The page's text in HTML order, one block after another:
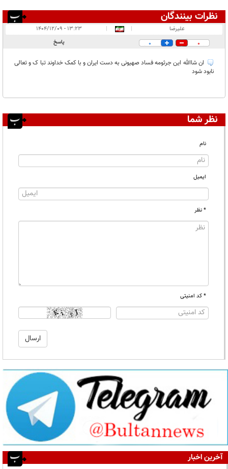
نظرات بینندگان
در انتظار بررسی:
علیرضا |
|
۱۳:۲۳ - ۱۴۰۴/۱۲/۰۹
0
0 پاسخ
ان شاالله این جرثومه فساد صهیونی به دست ایران و با کمک خداوند تبا ک و تعالی
نابود شود
نظر شما
نام
ایمیل
* نظر
* کد امنیتی
آخرین اخبار